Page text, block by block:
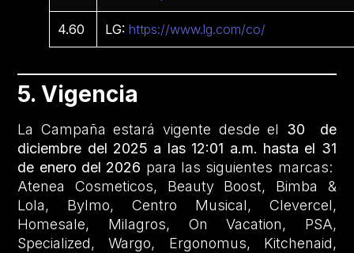
4.60 LG: https://www.lg.com/co/
5. Vigencia
La Campaña estará vigente desde el 30 de
diciembre del 2025 a las 12:01 a.m. hasta el 31
de enero del 2026 para las siguientes marcas:
Atenea Cosmeticos, Beauty Boost, Bimba &
Lola, Bylmo, Centro Musical, Clevercel,
Homesale, Milagros, On Vacation, PSA,
Specialized, Wargo, Ergonomus, Kitchenaid,